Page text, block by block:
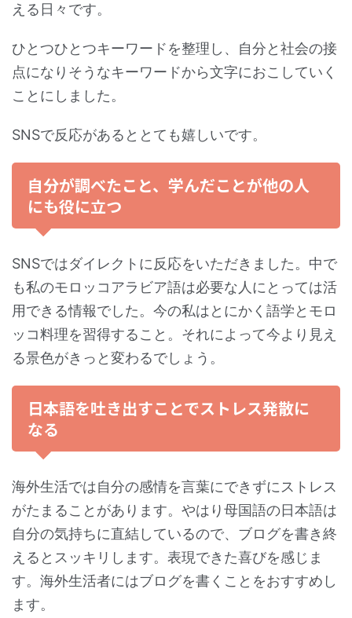
える日々です。
ひとつひとつキーワードを整理し、自分と社会の接
点になりそうなキーワードから文字におこしていく
ことにしました。
SNSで反応があるととても嬉しいです。
自分が調べたこと、学んだことが他の人
にも役に立つ
SNSではダイレクトに反応をいただきました。中で
も私のモロッコアラビア語は必要な人にとっては活
用できる情報でした。今の私はとにかく語学とモロ
ッコ料理を習得すること。それによって今より見え
る景色がきっと変わるでしょう。
日本語を吐き出すことでストレス発散に
なる
海外生活では自分の感情を言葉にできずにストレス
がたまることがあります。やはり母国語の日本語は
自分の気持ちに直結しているので、ブログを書き終
えるとスッキリします。表現できた喜びを感じま
す。海外生活者にはブログを書くことをおすすめし
ます。